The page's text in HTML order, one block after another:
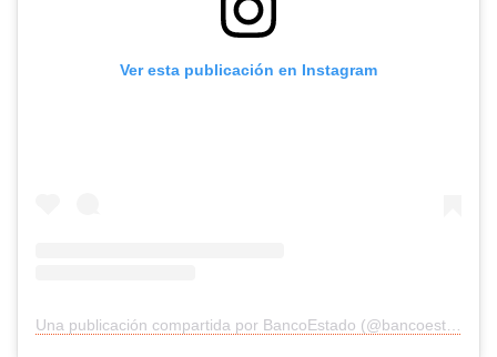
Ver esta publicación en Instagram